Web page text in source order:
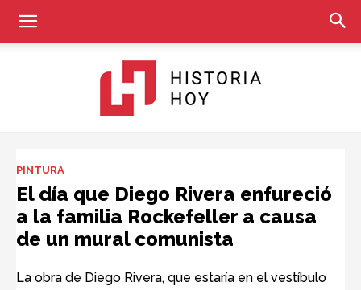
Hoy
PINTURA
El día que Diego Rivera enfureció
a la familia Rockefeller a causa
de un mural comunista
La obra de Diego Rivera, que estaría en el vestíbulo